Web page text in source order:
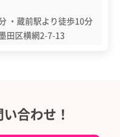
・蔵前駅より徒歩10分
田区横網2-7-13
合わせ！